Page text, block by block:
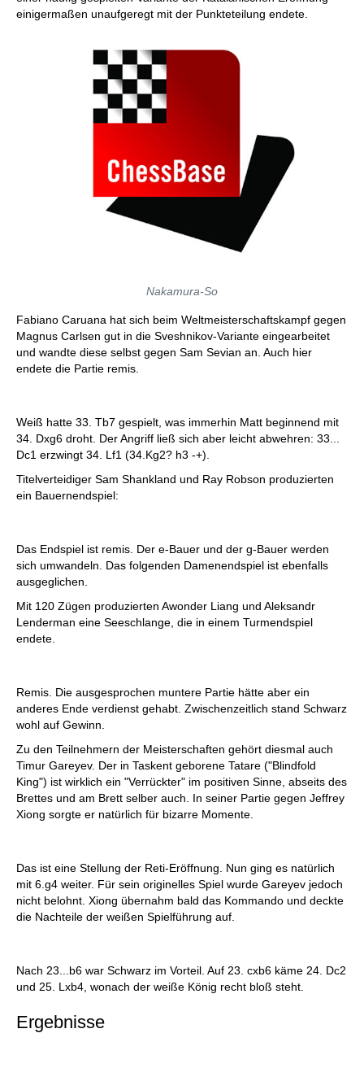
einigermaßen unaufgeregt mit der Punkteteilung endete.
Nakamura-So
Fabiano Caruana hat sich beim Weltmeisterschaftskampf gegen
Magnus Carlsen gut in die Sveshnikov-Variante eingearbeitet
und wandte diese selbst gegen Sam Sevian an. Auch hier
endete die Partie remis.
Weiß hatte 33. Tb7 gespielt, was immerhin Matt beginnend mit
34. Dxg6 droht. Der Angriff ließ sich aber leicht abwehren: 33...
Dc1 erzwingt 34. Lf1 (34.Kg2? h3 -+).
Titelverteidiger Sam Shankland und Ray Robson produzierten
ein Bauernendspiel:
Das Endspiel ist remis. Der e-Bauer und der g-Bauer werden
sich umwandeln. Das folgenden Damenendspiel ist ebenfalls
ausgeglichen.
Mit 120 Zügen produzierten Awonder Liang und Aleksandr
Lenderman eine Seeschlange, die in einem Turmendspiel
endete.
Remis. Die ausgesprochen muntere Partie hätte aber ein
anderes Ende verdienst gehabt. Zwischenzeitlich stand Schwarz
wohl auf Gewinn.
Zu den Teilnehmern der Meisterschaften gehört diesmal auch
Timur Gareyev. Der in Taskent geborene Tatare ("Blindfold
King") ist wirklich ein "Verrückter" im positiven Sinne, abseits des
Brettes und am Brett selber auch. In seiner Partie gegen Jeffrey
Xiong sorgte er natürlich für bizarre Momente.
Das ist eine Stellung der Reti-Eröffnung. Nun ging es natürlich
mit 6.g4 weiter. Für sein originelles Spiel wurde Gareyev jedoch
nicht belohnt. Xiong übernahm bald das Kommando und deckte
die Nachteile der weißen Spielführung auf.
Nach 23...b6 war Schwarz im Vorteil. Auf 23. cxb6 käme 24. Dc2
und 25. Lxb4, wonach der weiße König recht bloß steht.
Ergebnisse